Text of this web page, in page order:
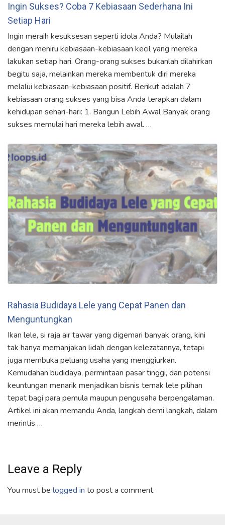
Ingin Sukses? Coba 7 Kebiasaan Sederhana Ini
Setiap Hari
Ingin meraih kesuksesan seperti idola Anda? Mulailah
dengan meniru kebiasaan-kebiasaan kecil yang mereka
lakukan setiap hari. Orang-orang sukses bukanlah dilahirkan
begitu saja, melainkan mereka membentuk diri mereka
melalui kebiasaan-kebiasaan positif. Berikut adalah 7
kebiasaan orang sukses yang bisa Anda terapkan dalam
kehidupan sehari-hari: 1. Bangun Lebih Awal Banyak orang
sukses memulai hari mereka lebih awal. …
Rahasia Budidaya Lele yang Cepat Panen dan
Menguntungkan
Ikan lele, si raja air tawar yang digemari banyak orang, kini
tak hanya memanjakan lidah dengan kelezatannya, tetapi
juga membuka peluang usaha yang menggiurkan.
Kemudahan budidaya, permintaan pasar tinggi, dan potensi
keuntungan menarik menjadikan bisnis ternak lele pilihan
tepat bagi para pemula maupun pengusaha berpengalaman.
Artikel ini akan memandu Anda, langkah demi langkah, dalam
merintis …
Leave a Reply
You must be logged in to post a comment.